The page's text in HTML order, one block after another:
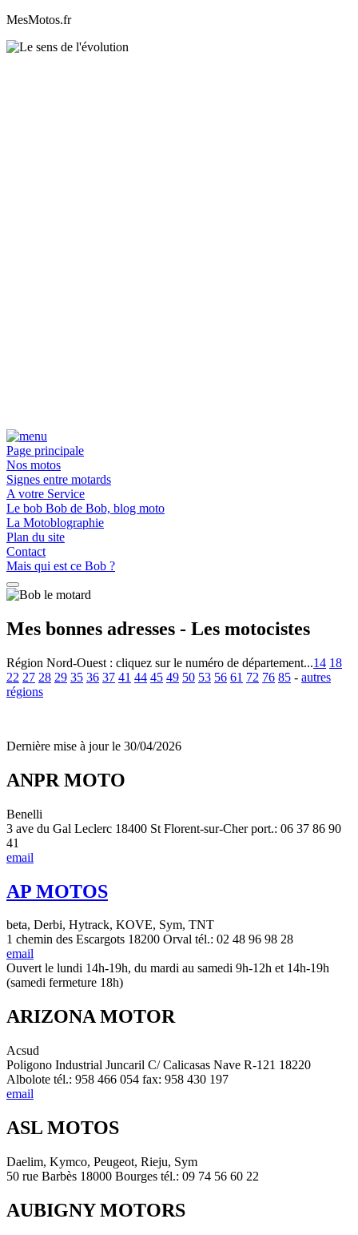
MesMotos.fr
Page principale
Nos motos
Signes entre motards
A votre Service
Le bob Bob de Bob, blog moto
La Motoblographie
Plan du site
Contact
Mais qui est ce Bob ?
Mes bonnes adresses - Les motocistes
Région Nord-Ouest : cliquez sur le numéro de département...14 18
22 27 28 29 35 36 37 41 44 45 49 50 53 56 61 72 76 85 - autres
régions
Dernière mise à jour le 30/04/2026
ANPR MOTO
Benelli
3 ave du Gal Leclerc 18400 St Florent-sur-Cher port.: 06 37 86 90
41
email
AP MOTOS
beta, Derbi, Hytrack, KOVE, Sym, TNT
1 chemin des Escargots 18200 Orval tél.: 02 48 96 98 28
email
Ouvert le lundi 14h-19h, du mardi au samedi 9h-12h et 14h-19h
(samedi fermeture 18h)
ARIZONA MOTOR
Acsud
Poligono Industrial Juncaril C/ Calicasas Nave R-121 18220
Albolote tél.: 958 466 054 fax: 958 430 197
email
ASL MOTOS
Daelim, Kymco, Peugeot, Rieju, Sym
50 rue Barbès 18000 Bourges tél.: 09 74 56 60 22
AUBIGNY MOTORS